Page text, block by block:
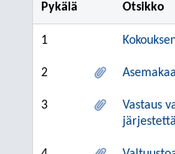
Pykälä Otsikko
1
2
3
Vastaus